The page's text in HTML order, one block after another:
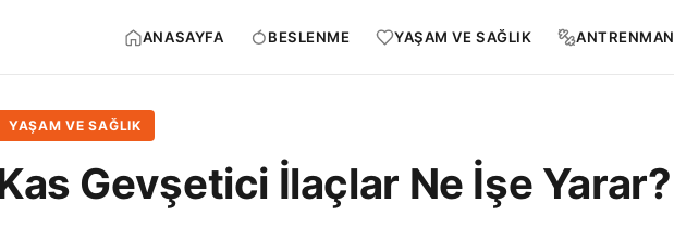
ANASAYFA BESLENME YAŞAM VE SAĞLIK ANTRENMAN
YAŞAM VE SAĞLIK
Gevşetici İlaçlar Ne İşe Yarar?